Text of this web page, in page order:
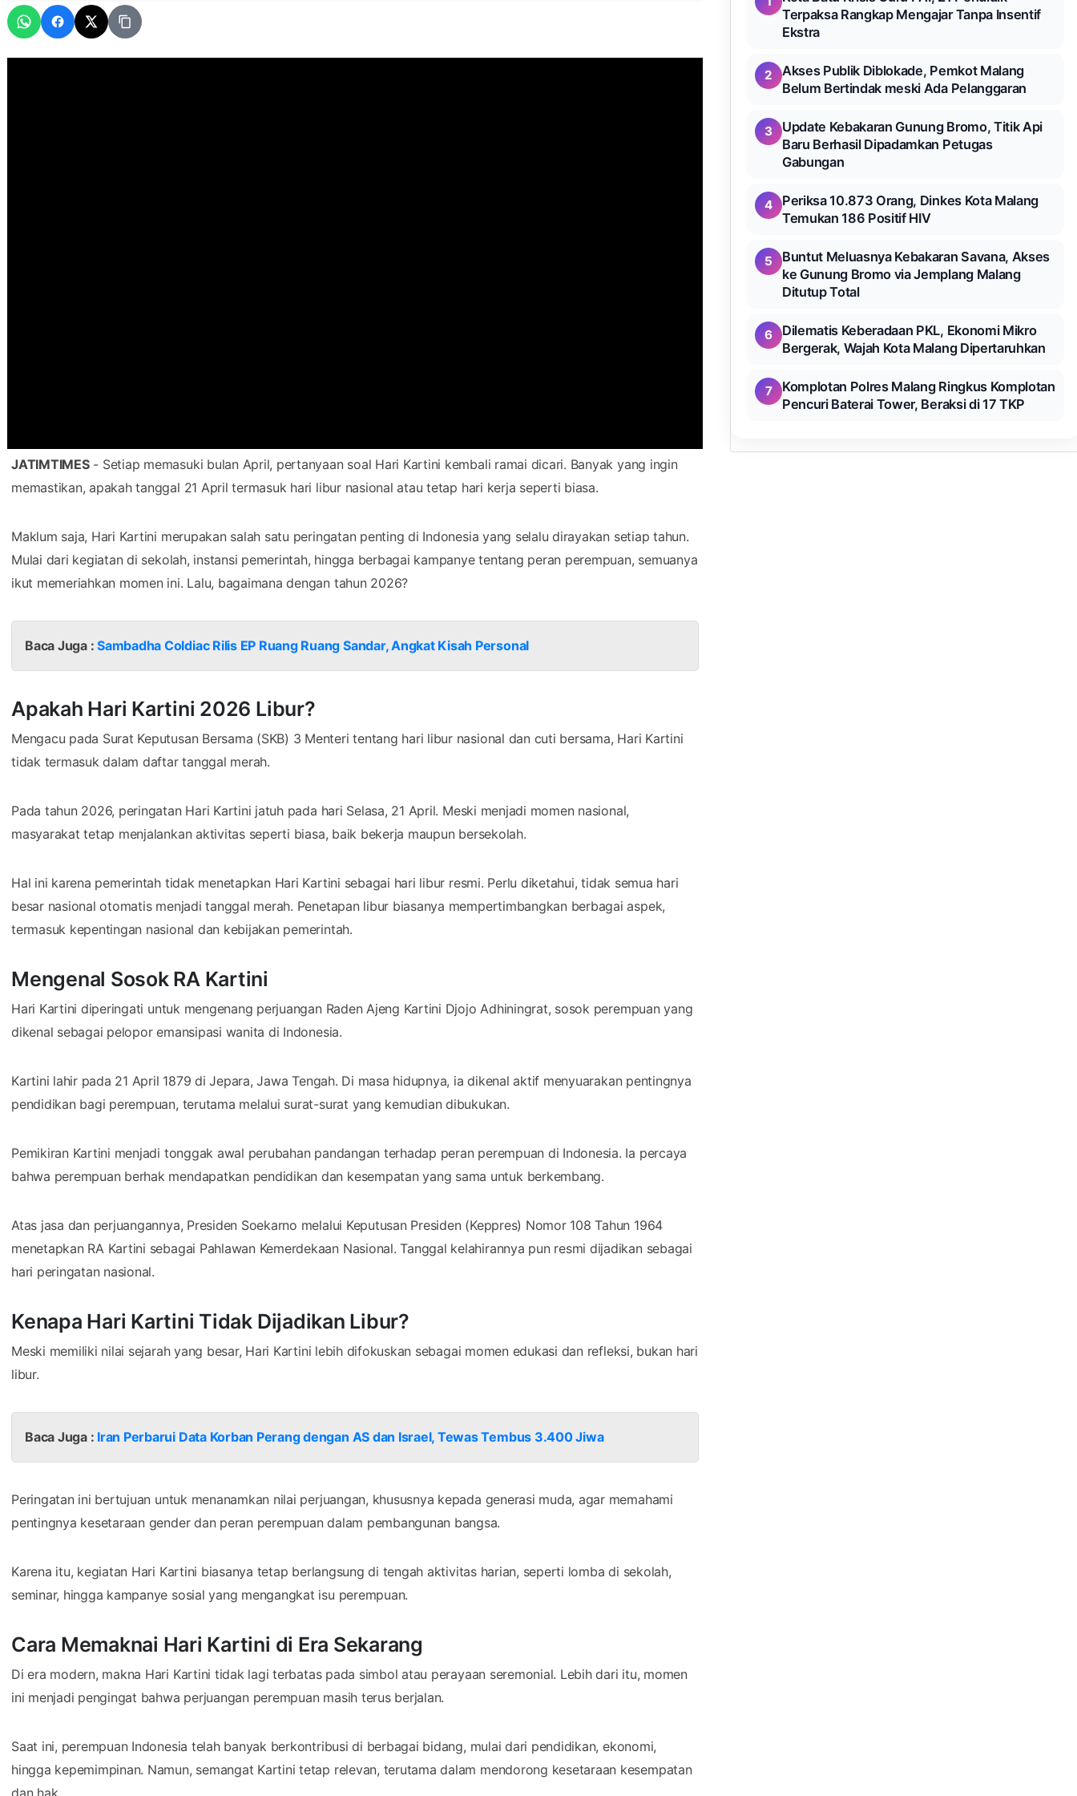
JATIMTIMES- Setiap memasuki bulan April, pertanyaan soal Hari Kartini kembali ramai dicari. Banyak yang ingin
memastikan, apakah tanggal 21 April termasuk hari libur nasional atau tetap hari kerja seperti biasa.
Maklum saja, Hari Kartini merupakan salah satu peringatan penting di Indonesia yang selalu dirayakan setiap tahun.
Mulai dari kegiatan di sekolah, instansi pemerintah, hingga berbagai kampanye tentang peran perempuan, semuanya
ikut memeriahkan momen ini. Lalu, bagaimana dengan tahun 2026?
Baca Juga :Sambadha Coldiac Rilis EP Ruang Ruang Sandar, Angkat Kisah Personal
Apakah Hari Kartini 2026 Libur?
Mengacu pada Surat Keputusan Bersama (SKB) 3 Menteri tentang hari libur nasional dan cuti bersama, Hari Kartini
tidak termasuk dalam daftar tanggal merah.
Pada tahun 2026, peringatan Hari Kartini jatuh pada hari Selasa, 21 April. Meski menjadi momen nasional,
masyarakat tetap menjalankan aktivitas seperti biasa, baik bekerja maupun bersekolah.
Hal ini karena pemerintah tidak menetapkan Hari Kartini sebagai hari libur resmi. Perlu diketahui, tidak semua hari
besar nasional otomatis menjadi tanggal merah. Penetapan libur biasanya mempertimbangkan berbagai aspek,
termasuk kepentingan nasional dan kebijakan pemerintah.
Mengenal Sosok RA Kartini
Hari Kartini diperingati untuk mengenang perjuangan Raden Ajeng Kartini Djojo Adhiningrat, sosok perempuan yang
dikenal sebagai pelopor emansipasi wanita di Indonesia.
Kartini lahir pada 21 April 1879 di Jepara, Jawa Tengah. Di masa hidupnya, ia dikenal aktif menyuarakan pentingnya
pendidikan bagi perempuan, terutama melalui surat-surat yang kemudian dibukukan.
Pemikiran Kartini menjadi tonggak awal perubahan pandangan terhadap peran perempuan di Indonesia. Ia percaya
bahwa perempuan berhak mendapatkan pendidikan dan kesempatan yang sama untuk berkembang.
Atas jasa dan perjuangannya, Presiden Soekarno melalui Keputusan Presiden (Keppres) Nomor 108 Tahun 1964
menetapkan RA Kartini sebagai Pahlawan Kemerdekaan Nasional. Tanggal kelahirannya pun resmi dijadikan sebagai
hari peringatan nasional.
Kenapa Hari Kartini Tidak Dijadikan Libur?
Meski memiliki nilai sejarah yang besar, Hari Kartini lebih difokuskan sebagai momen edukasi dan refleksi, bukan hari
libur.
Baca Juga : Iran Perbarui Data Korban Perang dengan AS dan Israel, Tewas Tembus 3.400 Jiwa
Peringatan ini bertujuan untuk menanamkan nilai perjuangan, khususnya kepada generasi muda, agar memahami
pentingnya kesetaraan gender dan peran perempuan dalam pembangunan bangsa.
Karena itu, kegiatan Hari Kartini biasanya tetap berlangsung di tengah aktivitas harian, seperti lomba di sekolah,
seminar, hingga kampanye sosial yang mengangkat isu perempuan.
Cara Memaknai Hari Kartini di Era Sekarang
Di era modern, makna Hari Kartini tidak lagi terbatas pada simbol atau perayaan seremonial. Lebih dari itu, momen
ini menjadi pengingat bahwa perjuangan perempuan masih terus berjalan.
Saat ini, perempuan Indonesia telah banyak berkontribusi di berbagai bidang, mulai dari pendidikan, ekonomi,
hingga kepemimpinan. Namun, semangat Kartini tetap relevan, terutama dalam mendorong kesetaraan kesempatan
dan hak.
Terpaksa Rangkap Mengajar Tanpa Insentif
Ekstra
2
Akses Publik Diblokade, Pemkot Malang
Belum Bertindak meski Ada Pelanggaran
3
Update Kebakaran Gunung Bromo, Titik Api
Baru Berhasil Dipadamkan Petugas
Gabungan
4
Periksa 10.873 Orang, Dinkes Kota Malang
Temukan 186 Positif HIV
5
Buntut Meluasnya Kebakaran Savana, Akses
ke Gunung Bromo via Jemplang Malang
Ditutup Total
6
Dilematis Keberadaan PKL, Ekonomi Mikro
Bergerak, Wajah Kota Malang Dipertaruhkan
7
Komplotan Polres Malang Ringkus Komplotan
Pencuri Baterai Tower, Beraksi di 17 TKP